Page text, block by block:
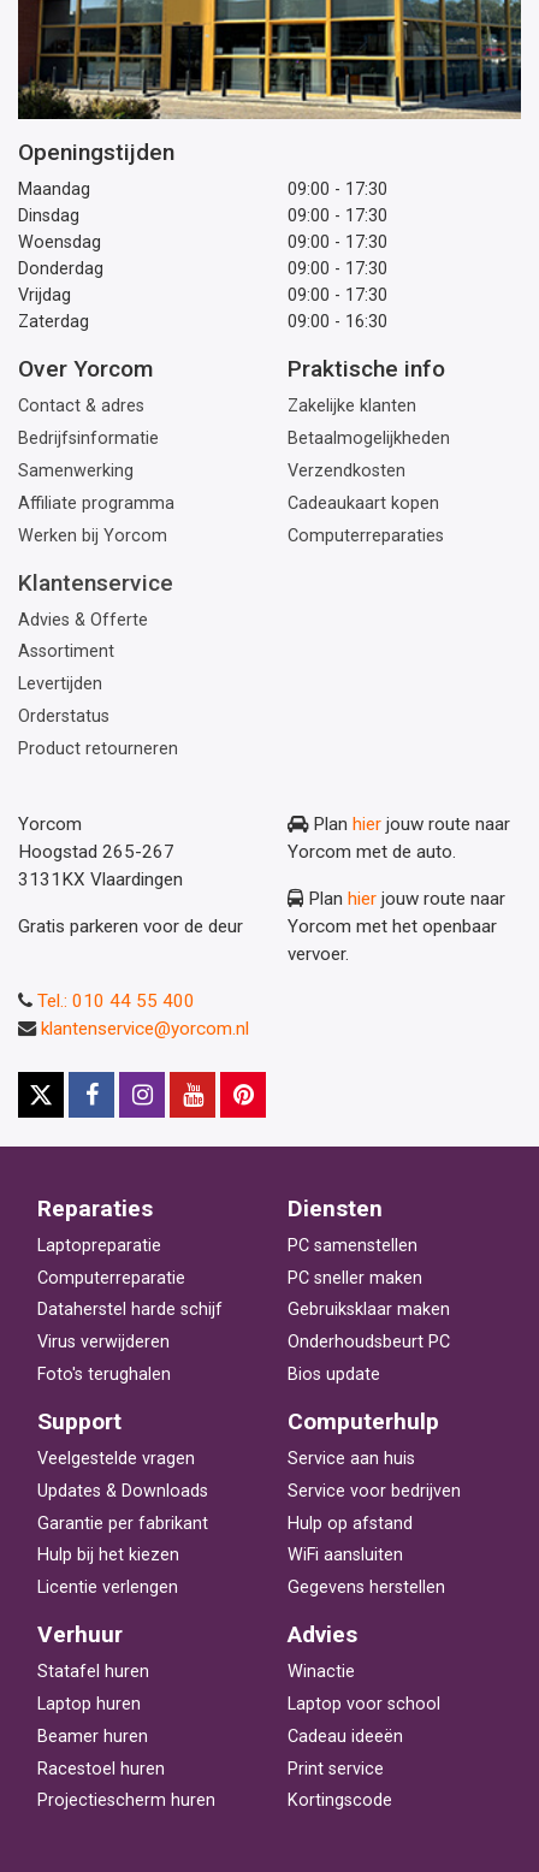
Openingstijden
Maandag
09:00 - 17:30
Dinsdag
09:00 - 17:30
Woensdag
09:00 - 17:30
Donderdag
09:00 - 17:30
Vrijdag
09:00 - 17:30
Zaterdag
09:00 - 16:30
Over Yorcom
Contact & adres
Bedrijfsinformatie
Samenwerking
Affiliate programma
Werken bij Yorcom
Praktische info
Zakelijke klanten
Betaalmogelijkheden
Verzendkosten
Cadeaukaart kopen
Computerreparaties
Klantenservice
Advies & Offerte
Assortiment
Levertijden
Orderstatus
Product retourneren
Yorcom
Hoogstad 265-267
3131KX Vlaardingen
Gratis parkeren voor de deur
Plan hier jouw route naar
Yorcom met de auto.
Plan hier jouw route naar
Yorcom met het openbaar
vervoer.
Tel.: 010 44 55 400
klantenservice@yorcom.nl
Reparaties
Laptopreparatie
Computerreparatie
Dataherstel harde schijf
Virus verwijderen
Foto's terughalen
Diensten
PC samenstellen
PC sneller maken
Gebruiksklaar maken
Onderhoudsbeurt PC
Bios update
Support
Veelgestelde vragen
Updates & Downloads
Garantie per fabrikant
Hulp bij het kiezen
Licentie verlengen
Computerhulp
Service aan huis
Service voor bedrijven
Hulp op afstand
WiFi aansluiten
Gegevens herstellen
Verhuur
Statafel huren
Laptop huren
Beamer huren
Racestoel huren
Projectiescherm huren
Advies
Winactie
Laptop voor school
Cadeau ideeën
Print service
Kortingscode